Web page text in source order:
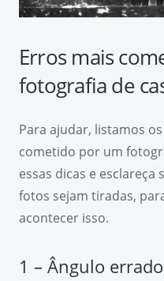
Erros mais
fotografia de
Para ajudar, listamos
cometido por um
essas dicas e
fotos sejam tiradas,
acontecer isso.
1 – Ângulo errado